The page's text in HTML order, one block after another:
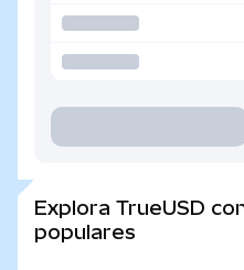
Explora TrueUSD
populares